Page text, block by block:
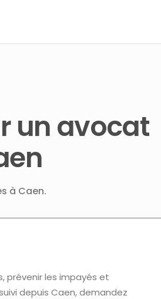
un avocat
à Caen.
prévenir les impayés et
depuis Caen, demandez